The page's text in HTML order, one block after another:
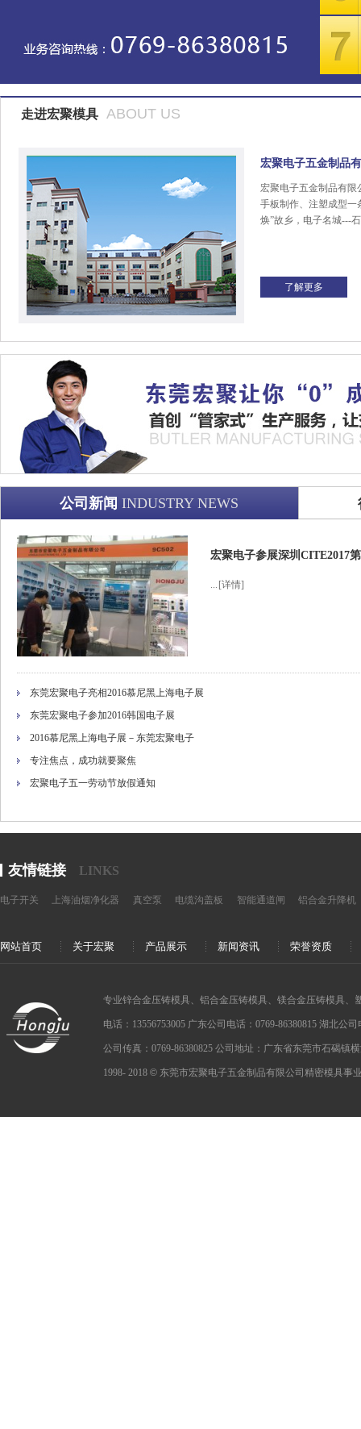
走进宏聚模具 ABOUT US
宏聚电子五金制品
宏聚电子五金制品有限
手板制作、注塑成型一
焕”故乡，电子名城---
了解更多
公司新闻 INDUSTRY NEWS
宏聚电子参展深圳CITE2017
... [详情]
东莞宏聚电子亮相2016慕尼黑上海电子展
东莞宏聚电子参加2016韩国电子展
2016慕尼黑上海电子展－东莞宏聚电子
专注焦点，成功就要聚焦
宏聚电子五一劳动节放假通知
友情链接 LINKS
电子开关 上海油烟净化器 真空泵 电缆沟盖板 智能通道闸 铝合金升降机
网站首页 关于宏聚 产品展示 新闻资讯 荣誉资质
专业锌合金压铸模具、铝合金压铸模具、镁合金压铸模具、
电话：13556753005 广东公司电话：0769-86380815 湖北公
公司传真：0769-86380825 公司地址：广东省东莞市石碣镇
1998- 2018 © 东莞市宏聚电子五金制品有限公司精密模具事